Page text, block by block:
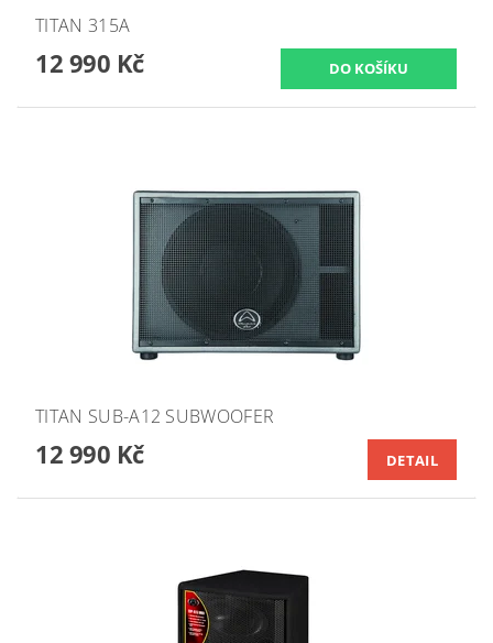
TITAN 315A
12 990 Kč
TITAN SUB-A12 SUBWOOFER
12 990 Kč DETAIL